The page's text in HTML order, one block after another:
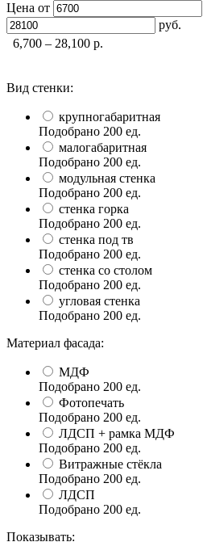
Цена от
руб.
6,700 – 28,100 р.
Вид стенки:
крупногабаритная
Подобрано 200 ед.
малогабаритная
Подобрано 200 ед.
модульная стенка
Подобрано 200 ед.
стенка горка
Подобрано 200 ед.
стенка под тв
Подобрано 200 ед.
стенка со столом
Подобрано 200 ед.
угловая стенка
Подобрано 200 ед.
Материал фасада:
МДФ
Подобрано 200 ед.
Фотопечать
Подобрано 200 ед.
ЛДСП + рамка МДФ
Подобрано 200 ед.
Витражные стёкла
Подобрано 200 ед.
ЛДСП
Подобрано 200 ед.
Показывать: